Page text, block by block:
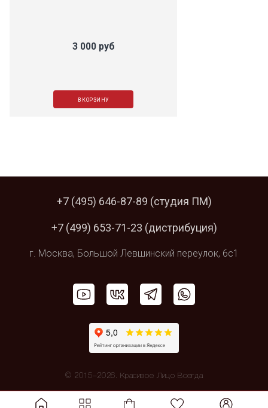
3 000 руб
В КОРЗИНУ
+7 (495) 646-87-89 (студия ПМ)
+7 (499) 653-71-23 (дистрибуция)
г. Москва, Большой Левшинский переулок, 6с1
© 2015–2026. Красивое Лицо Всегда